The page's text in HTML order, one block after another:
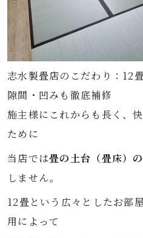
志水製畳店のこだわり：12
隙間・凹みも徹底補修
施主様にこれからも長く、
ために
当店では畳の土台（畳床）
しません。
12畳という広々としたお部
用によって